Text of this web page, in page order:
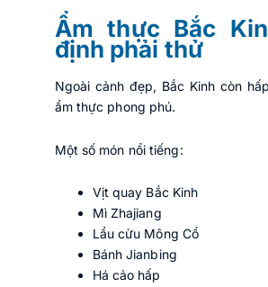
Ẩm thực Bắc
định phải thử
Ngoài cảnh đẹp, Bắc Kinh còn
ẩm thực phong phú.
Một số món nổi tiếng:
Vịt quay Bắc Kinh
Mì Zhajiang
Lẩu cừu Mông Cổ
Bánh Jianbing
Há cảo hấp